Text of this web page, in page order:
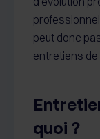
peut donc
entretiens
quoi ?